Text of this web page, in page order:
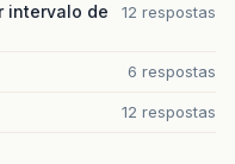
intervalo de
12 respostas
6 respostas
12 respostas